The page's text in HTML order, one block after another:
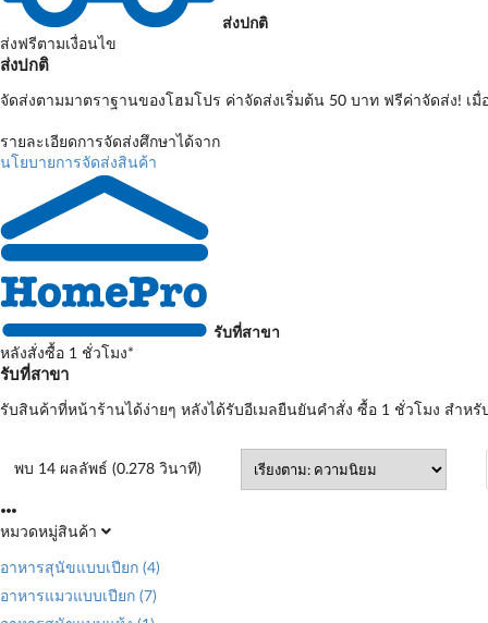
ส่งปกติ
ส่งฟรีตามเงื่อนไข
ส่งปกติ
จัดส่งตามมาตราฐานของโฮมโปร ค่าจัดส่งเริ่มต้น 50 บาท ฟรีค่าจัดส่ง! เ
รายละเอียดการจัดส่งศึกษาได้จาก
นโยบายการจัดส่งสินค้า
รับที่สาขา
หลังสั่งซื้อ 1 ชั่วโมง*
รับที่สาขา
รับสินค้าที่หน้าร้านได้ง่ายๆ หลังได้รับอีเมลยืนยันคำสั่ง ซื้อ 1 ชั่วโมง สำห
พบ 14 ผลลัพธ์ (0.278 วินาที)
หมวดหมู่สินค้า
อาหารสุนัขแบบเปียก (4)
อาหารแมวแบบเปียก (7)